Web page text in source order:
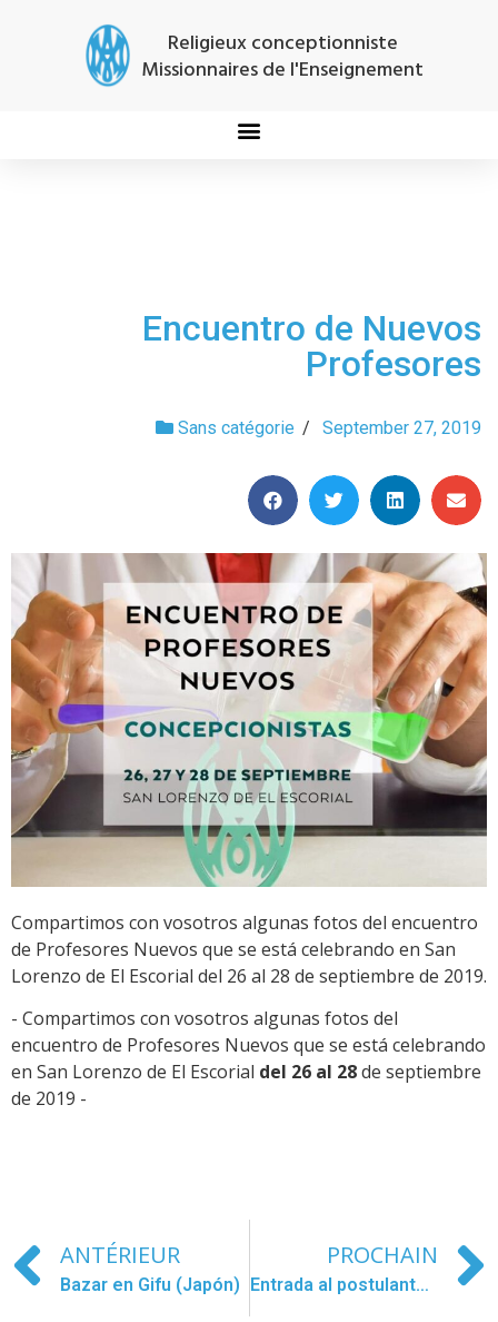
Religieux conceptionniste
Missionnaires de l'Enseignement
Encuentro de Nuevos
Profesores
Sans catégorie / September 27, 2019
Compartimos con vosotros algunas fotos del encuentro
de Profesores Nuevos que se está celebrando en San
Lorenzo de El Escorial del 26 al 28 de septiembre de 2019.
- Compartimos con vosotros algunas fotos del
encuentro de Profesores Nuevos que se está celebrando
en San Lorenzo de El Escorial del 26 al 28de septiembre
de 2019 -
ANTÉRIEUR
Bazar en Gifu (Japón)
PROCHAIN
Entrada al postulantado